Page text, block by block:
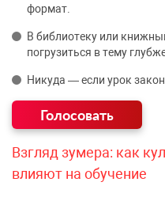
формат.
В библиотеку или
погрузиться в тему
Никуда — если урок
Взгляд зумера: как
влияют на обучение